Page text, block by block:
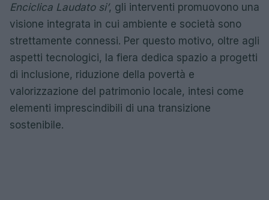
Enciclica Laudato si’, gli interventi promuovono una
visione integrata in cui ambiente e società sono
strettamente connessi. Per questo motivo, oltre agli
aspetti tecnologici, la fiera dedica spazio a progetti
di inclusione, riduzione della povertà e
valorizzazione del patrimonio locale, intesi come
elementi imprescindibili di una transizione
sostenibile.